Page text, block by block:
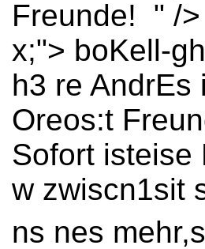
Freunde! " /
x;"> boKell-
h3 re
Oreos:t
Sofort isteise
w zwiscn1sit
ns nes